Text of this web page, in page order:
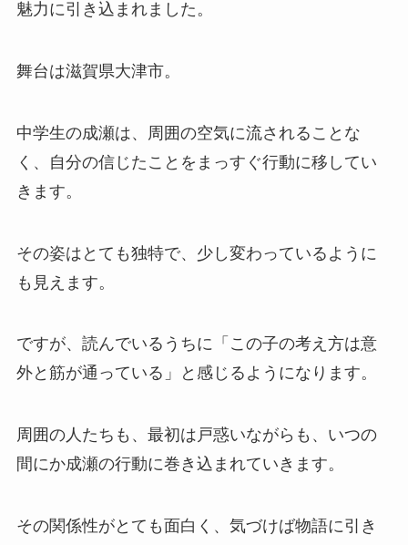
魅力に引き込まれました。
舞台は滋賀県大津市。
中学生の成瀬は、周囲の空気に流されることな
く、自分の信じたことをまっすぐ行動に移してい
きます。
その姿はとても独特で、少し変わっているように
も見えます。
ですが、読んでいるうちに「この子の考え方は意
外と筋が通っている」と感じるようになります。
周囲の人たちも、最初は戸惑いながらも、いつの
間にか成瀬の行動に巻き込まれていきます。
その関係性がとても面白く、気づけば物語に引き